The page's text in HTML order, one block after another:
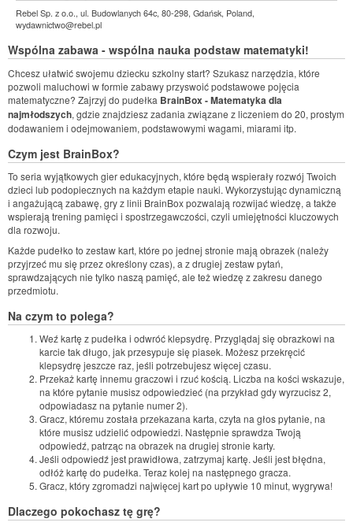
Rebel Sp. z o.o., ul. Budowlanych 64c, 80-298, Gdańsk, Poland,
wydawnictwo@rebel.pl
Wspólna zabawa - wspólna nauka podstaw matematyki!
Chcesz ułatwić swojemu dziecku szkolny start? Szukasz narzędzia, które
pozwoli maluchowi w formie zabawy przyswoić podstawowe pojęcia
matematyczne? Zajrzyj do pudełka BrainBox - Matematyka dla
najmłodszych, gdzie znajdziesz zadania związane z liczeniem do 20, prostym
dodawaniem i odejmowaniem, podstawowymi wagami, miarami itp.
Czym jest BrainBox?
To seria wyjątkowych gier edukacyjnych, które będą wspierały rozwój Twoich
dzieci lub podopiecznych na każdym etapie nauki. Wykorzystując dynamiczną
i angażującą zabawę, gry z linii BrainBox pozwalają rozwijać wiedzę, a także
wspierają trening pamięci i spostrzegawczości, czyli umiejętności kluczowych
dla rozwoju.
Każde pudełko to zestaw kart, które po jednej stronie mają obrazek (należy
przyjrzeć mu się przez określony czas), a z drugiej zestaw pytań,
sprawdzających nie tylko naszą pamięć, ale też wiedzę z zakresu danego
przedmiotu.
Na czym to polega?
Weź kartę z pudełka i odwróć klepsydrę. Przyglądaj się obrazkowi na
karcie tak długo, jak przesypuje się piasek. Możesz przekręcić
klepsydrę jeszcze raz, jeśli potrzebujesz więcej czasu.
Przekaż kartę innemu graczowi i rzuć kością. Liczba na kości wskazuje,
na które pytanie musisz odpowiedzieć (na przykład gdy wyrzucisz 2,
odpowiadasz na pytanie numer 2).
Gracz, któremu została przekazana karta, czyta na głos pytanie, na
które musisz udzielić odpowiedzi. Następnie sprawdza Twoją
odpowiedź, patrząc na obrazek na drugiej stronie karty.
Jeśli odpowiedź jest prawidłowa, zatrzymaj kartę. Jeśli jest błędna,
odłóż kartę do pudełka. Teraz kolej na następnego gracza.
Gracz, który zgromadzi najwięcej kart po upływie 10 minut, wygrywa!
Dlaczego pokochasz tę grę?